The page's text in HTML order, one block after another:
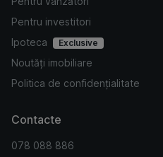
Pentru investitori
Ipoteca
Exclusive
Noutăți imobiliare
Politica de confidențialitate
Contacte
078 088 886